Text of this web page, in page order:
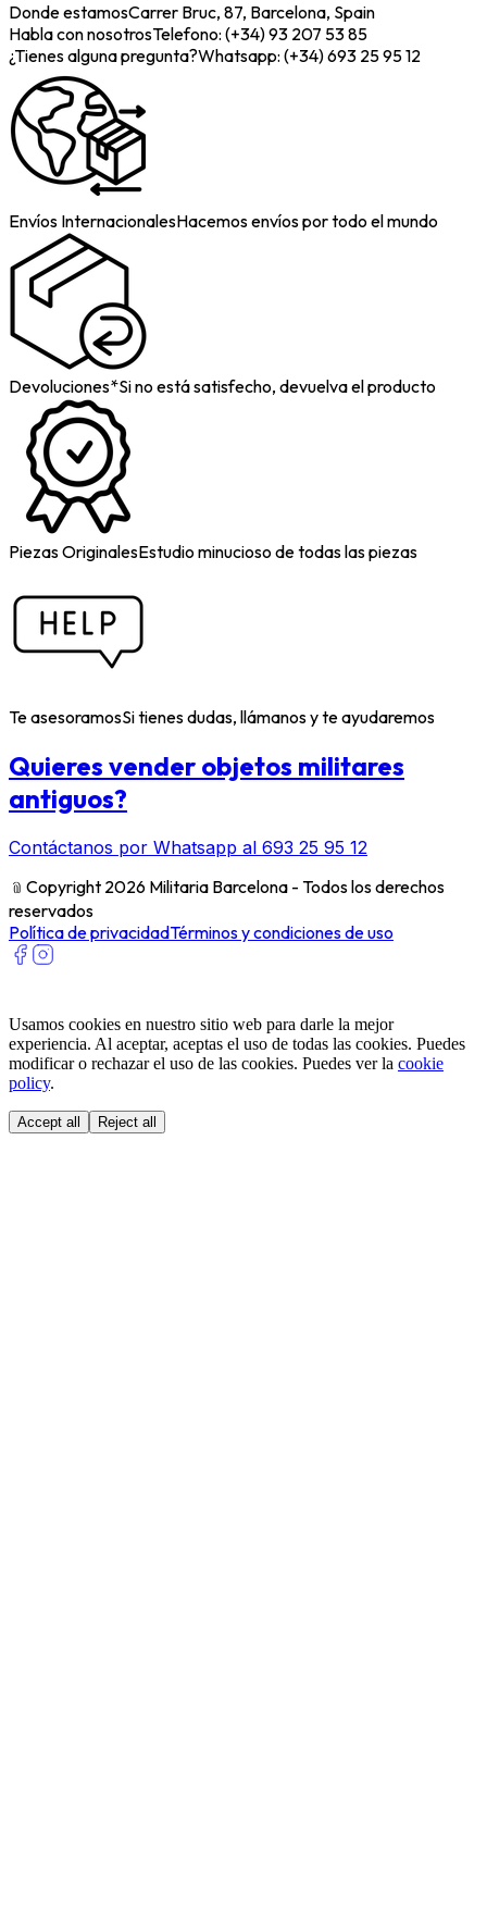
Donde estamosCarrer Bruc, 87, Barcelona, Spain
Habla con nosotrosTelefono: (+34) 93 207 53 85
¿Tienes alguna pregunta?Whatsapp: (+34) 693 25 95 12
Envíos InternacionalesHacemos envíos por todo el mundo
Devoluciones*Si no está satisfecho, devuelva el producto
Piezas OriginalesEstudio minucioso de todas las piezas
Te asesoramosSi tienes dudas, llámanos y te ayudaremos
Quieres vender objetos militares
antiguos?
Contáctanos por Whatsapp al 693 25 95 12
﹫ Copyright 2026 Militaria Barcelona - Todos los derechos
reservados
Política de privacidadTérminos y condiciones de uso
Usamos cookies en nuestro sitio web para darle la mejor
experiencia. Al aceptar, aceptas el uso de todas las cookies. Puedes
modificar o rechazar el uso de las cookies. Puedes ver la cookie
policy.
Accept all Reject all